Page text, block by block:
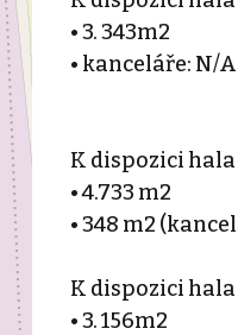
• 3. 343m2
• kanceláře: N/A
K dispozici
• 4.733 m2
• 348 m2
K dispozici hala
• 3. 156m2